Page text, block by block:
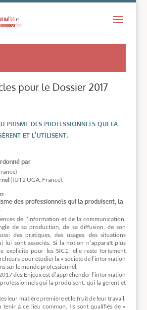
pour le Dossier 2017
prisme des professionnels qui la
et l’utilisent.
par
(IUT2 UGA, France).
:
des professionnels qui la produisent, la
de l’information et de la communication,
de sa production, de sa diffusion, de son
des pratiques, des usages, des situations
lui sont associés. Si la notion n’apparaît plus
explicite pour les SIC1, elle reste fortement
pour étudier la « société de l’information
sur le monde professionnel.
des Enjeux est d’appréhender l’information
professionnels qui la produisent, qui la gèrent et
leur matière première et le fruit de leur travail,
tenir à ce lieu commun. Ils sont qualifiés de «